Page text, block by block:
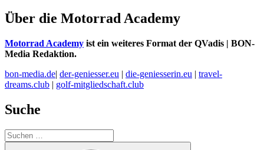
Über die Motorrad Academy
Motorrad Academy ist ein weiteres Format der QVadis | BON-
Media Redaktion.
bon-media.de| der-geniesser.eu | die-geniesserin.eu | travel-
dreams.club | golf-mitgliedschaft.club
Suche
Suchen
nach: